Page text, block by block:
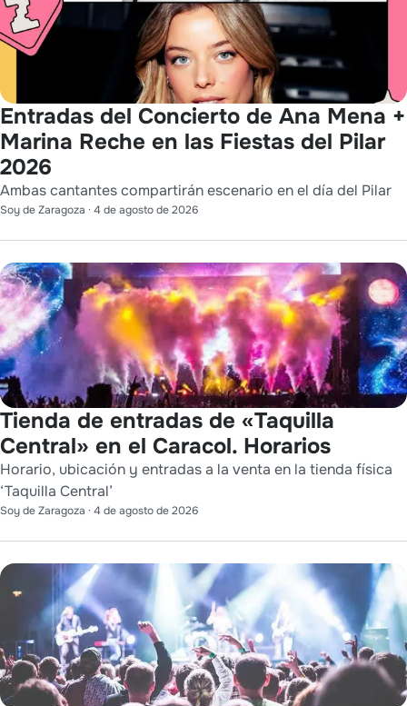
Entradas del Concierto de Ana Mena +
Marina Reche en las Fiestas del Pilar
2026
Ambas cantantes compartirán escenario en el día del Pilar
Soy de Zaragoza · 4 de agosto de 2026
Tienda de entradas de «Taquilla
Central» en el Caracol. Horarios
Horario, ubicación y entradas a la venta en la tienda física
‘Taquilla Central’
Soy de Zaragoza · 4 de agosto de 2026